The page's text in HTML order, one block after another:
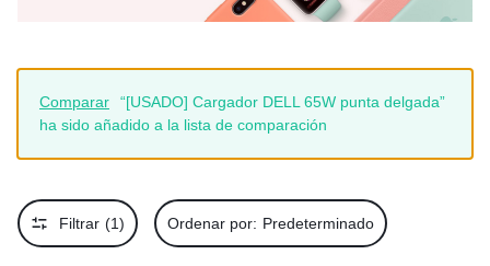
Comparar
“[USADO] Cargador DELL 65W punta delgada”
ha sido añadido a la lista de comparación
Filtrar (1) Ordenar por: Predeterminado